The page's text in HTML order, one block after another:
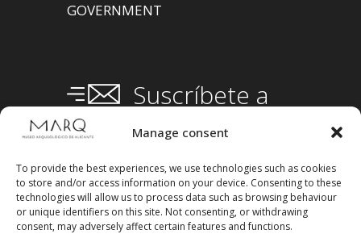
Manage consent
To provide the best experiences, we use technologies such as cookies
to store and/or access information on your device. Consenting to these
technologies will allow us to process data such as browsing behaviour
or unique identifiers on this site. Not consenting, or withdrawing
consent, may adversely affect certain features and functions.
GOVERNMENT
Suscríbete a
nuestraNewsletter